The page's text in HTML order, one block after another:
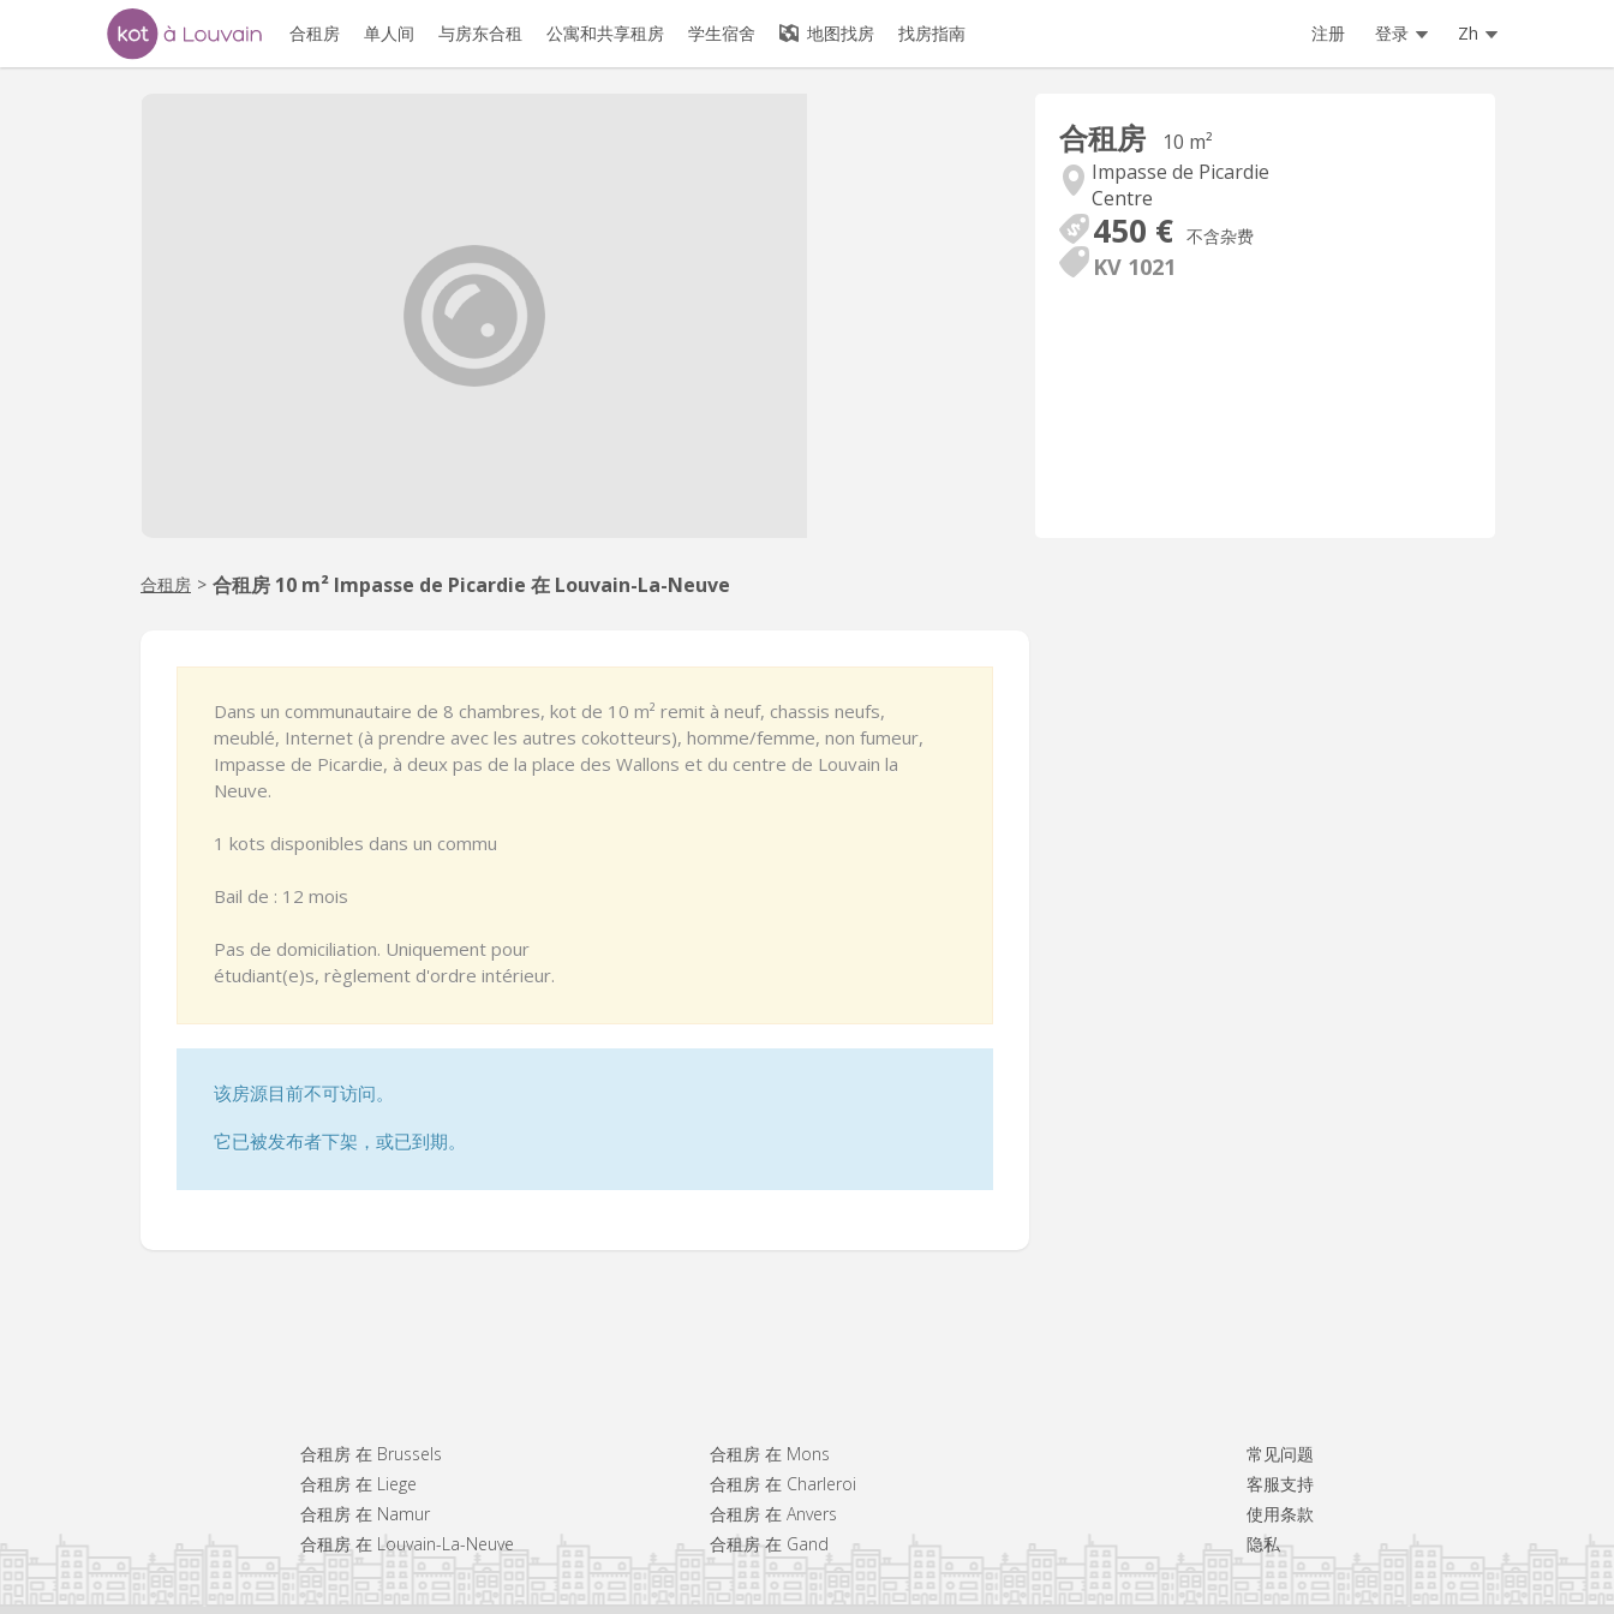
合租房 单人间 与房东合租 公寓和共享租房 学生宿舍 地图找房 找房指南 注册 登录 Zh
合租房
10 m²
Impasse de Picardie
Centre
450 € 不含杂费
KV 1021
合租房 > 合租房 10 m² Impasse de Picardie 在 Louvain-La-Neuve
Dans un communautaire de 8 chambres, kot de 10 m² remit à neuf, chassis neufs,
meublé, Internet (à prendre avec les autres cokotteurs), homme/femme, non fumeur,
Impasse de Picardie, à deux pas de la place des Wallons et du centre de Louvain la
Neuve.
1 kots disponibles dans un commu
Bail de : 12 mois
Pas de domiciliation. Uniquement pour
étudiant(e)s, règlement d'ordre intérieur.
该房源目前不可访问。
它已被发布者下架，或已到期。
合租房 在 Brussels
合租房 在 Liege
合租房 在 Namur
合租房 在 Louvain-La-Neuve
合租房 在 Mons
合租房 在 Charleroi
合租房 在 Anvers
合租房 在 Gand
常见问题
客服支持
使用条款
隐私